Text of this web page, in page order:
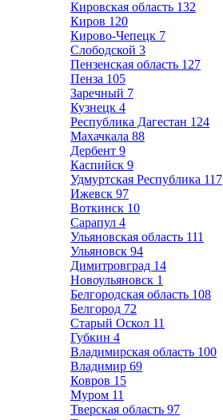
Кировская область 132
Киров 120
Кирово-Чепецк 7
Слободской 3
Пензенская область 127
Пенза 105
Заречный 7
Кузнецк 4
Республика Дагестан 124
Махачкала 88
Дербент 9
Каспийск 9
Удмуртская Республика 117
Ижевск 97
Воткинск 10
Сарапул 4
Ульяновская область 111
Ульяновск 94
Димитровград 14
Новоульяновск 1
Белгородская область 108
Белгород 72
Старый Оскол 11
Губкин 4
Владимирская область 100
Владимир 69
Ковров 15
Муром 11
Тверская область 97